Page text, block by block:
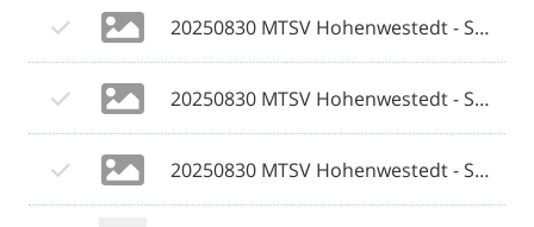
20250830 MTSV Hohenwestedt - SV Eichede © 2025 Olaf Wegerich_035.jpg
20250830 MTSV Hohenwestedt - SV Eichede © 2025 Olaf Wegerich_036.jpg
20250830 MTSV Hohenwestedt - SV Eichede © 2025 Olaf Wegerich_037.jpg